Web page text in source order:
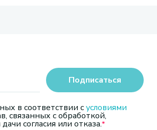
в соответствии сусловиями
связанных с обработкой,
согласия или отказа.
Подписаться